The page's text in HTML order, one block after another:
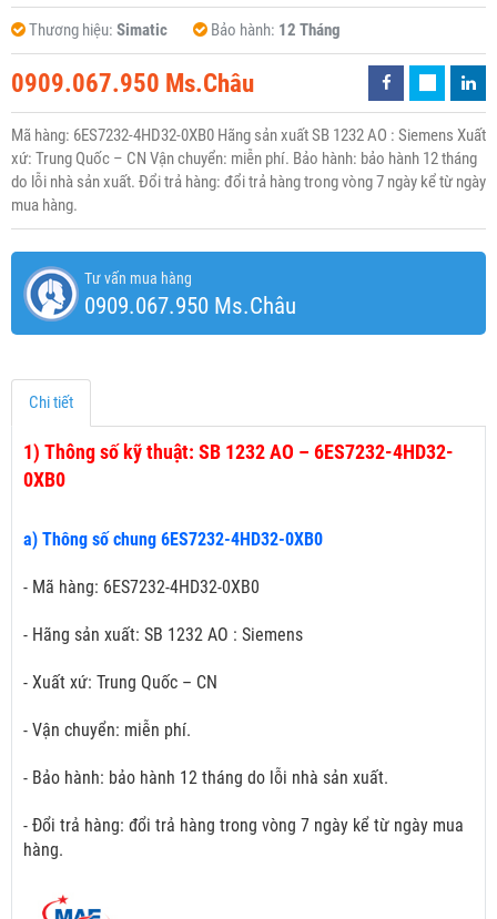
Thương hiệu: Simatic Bảo hành: 12 Tháng
0909.067.950 Ms.Châu
Mã hàng: 6ES7232-4HD32-0XB0 Hãng sản xuất SB 1232 AO : Siemens Xuất
xứ: Trung Quốc – CN Vận chuyển: miễn phí. Bảo hành: bảo hành 12 tháng
do lỗi nhà sản xuất. Đổi trả hàng: đổi trả hàng trong vòng 7 ngày kể từ ngày
mua hàng.
Tư vấn mua hàng
0909.067.950 Ms.Châu
Chi tiết
1) Thông số kỹ thuật: SB 1232 AO – 6ES7232-4HD32-
0XB0
a) Thông số chung 6ES7232-4HD32-0XB0
- Mã hàng: 6ES7232-4HD32-0XB0
- Hãng sản xuất: SB 1232 AO : Siemens
- Xuất xứ: Trung Quốc – CN
- Vận chuyển: miễn phí.
- Bảo hành: bảo hành 12 tháng do lỗi nhà sản xuất.
- Đổi trả hàng: đổi trả hàng trong vòng 7 ngày kể từ ngày mua
hàng.